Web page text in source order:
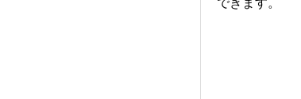
できます。